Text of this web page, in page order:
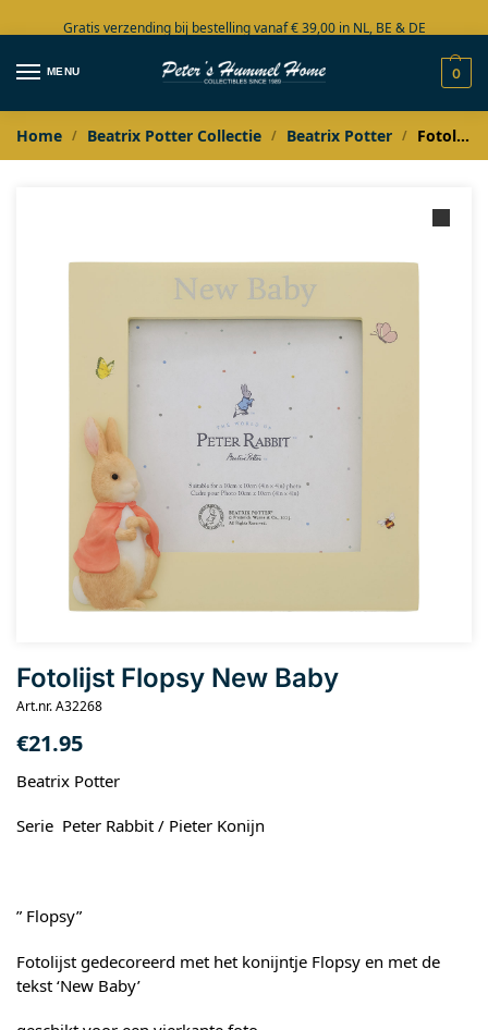
Gratis verzending bij bestelling vanaf € 39,00 in NL, BE & DE
Grote collectie in voorraad
MENU 0
Home / Beatrix Potter Collectie / Beatrix Potter / Fotolijst Flopsy New Baby
Fotolijst Flopsy New Baby
Art.nr. A32268
€21.95
Beatrix Potter
Serie Peter Rabbit / Pieter Konijn
” Flopsy”
Fotolijst gedecoreerd met het konijntje Flopsy en met de
tekst ‘New Baby’